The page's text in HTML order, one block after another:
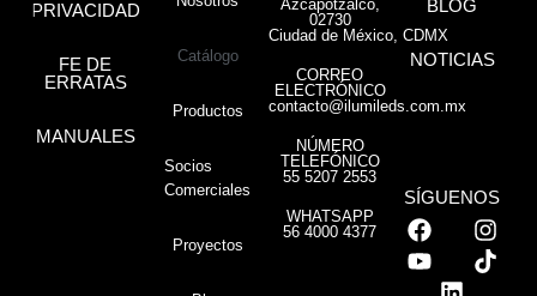
PRIVACIDAD
FE DE
ERRATAS
MANUALES
Catálogo
Productos
Socios
Comerciales
Proyectos
Azcapotzalco,
02730
Ciudad de México, CDMX
CORREO
ELECTRÓNICO
contacto@ilumileds.com.mx
NÚMERO
TELEFÓNICO
55 5207 2553
WHATSAPP
56 4000 4377
BLOG
NOTICIAS
SÍGUENOS